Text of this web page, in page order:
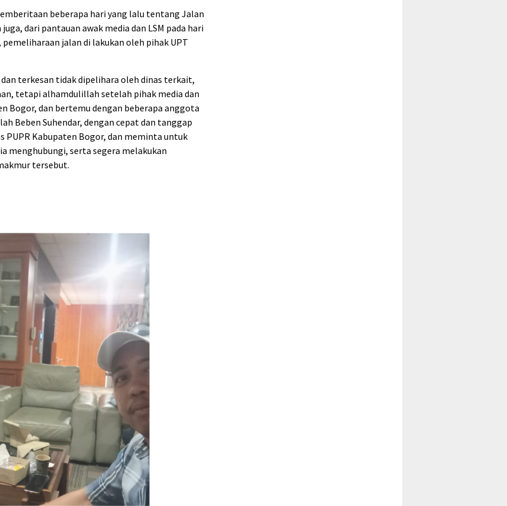
beberapa hari yang lalu tentang Jalan
dari pantauan awak media dan LSM pada hari
pemeliharaan jalan di lakukan oleh pihak UPT
terkesan tidak dipelihara oleh dinas terkait,
tetapi alhamdulillah setelah pihak media dan
Bogor, dan bertemu dengan beberapa anggota
Beben Suhendar, dengan cepat dan tanggap
PUPR Kabupaten Bogor, dan meminta untuk
menghubungi, serta segera melakukan
tersebut.